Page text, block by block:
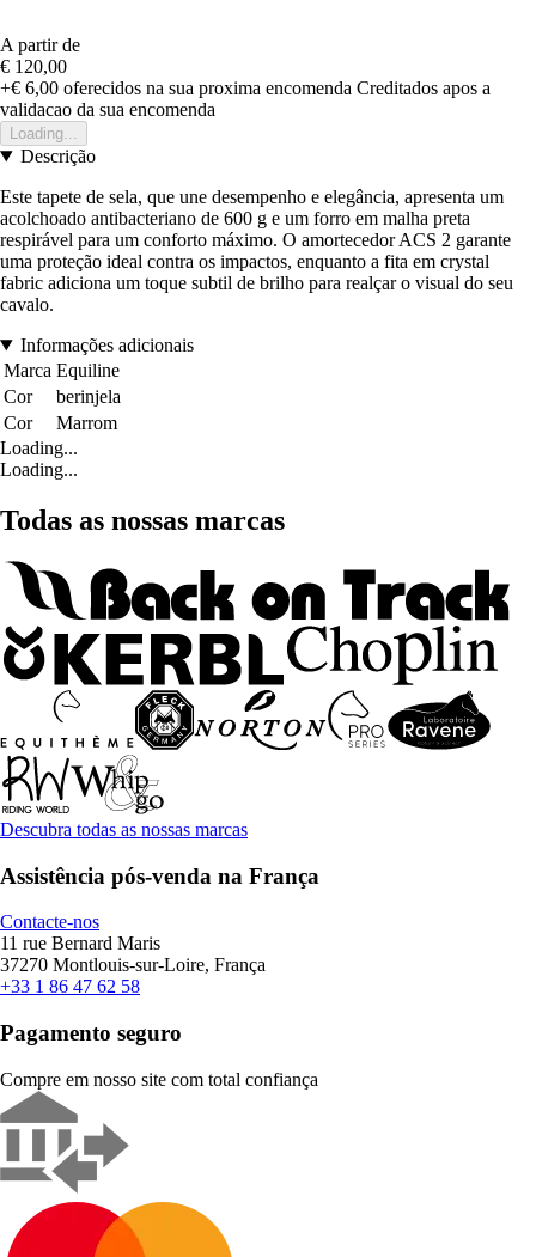
A partir de
€ 120,00
+€ 6,00 oferecidos na sua proxima encomenda Creditados apos a
validacao da sua encomenda
Loading...
Descrição
Este tapete de sela, que une desempenho e elegância, apresenta um
acolchoado antibacteriano de 600 g e um forro em malha preta
respirável para um conforto máximo. O amortecedor ACS 2 garante
uma proteção ideal contra os impactos, enquanto a fita em crystal
fabric adiciona um toque subtil de brilho para realçar o visual do seu
cavalo.
Informações adicionais
Marca Equiline
Cor
berinjela
Cor
Marrom
Loading...
Loading...
Todas as nossas marcas
Descubra todas as nossas marcas
Assistência pós-venda na França
Contacte-nos
11 rue Bernard Maris
37270 Montlouis-sur-Loire, França
+33 1 86 47 62 58
Pagamento seguro
Compre em nosso site com total confiança